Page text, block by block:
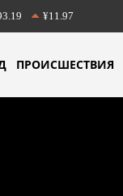
¥11.97
ПРОИСШЕСТВИЯ